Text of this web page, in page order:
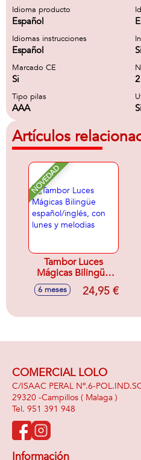
Idioma producto
Español
Idiomas instrucciones
Español Si
Marcado CE
Si 2
Tipo pilas
AAA Si
Artículos
NOVEDAD
Tambor Luces
Mágicas Bilingüe
español/inglés, con
lunes y melodias
6 meses 24,95 €
COMERCIAL LOLO
C/ISAAC PERAL Nº.6-
29320 -Campillos ( Malaga )
951 391 948
Información